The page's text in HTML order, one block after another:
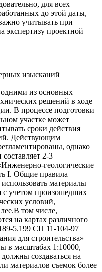
для всех
до этой даты,
учитывать при
экспертизу проектной
изысканий
из основных
решений в ходе
В процессе подготовки
участке может
сроки действия
Действующим
однако
2-3
геологические
I. Общие правила
материалы
с учетом произошедших
условий,
том числе,
на картах различного
5.199 СП 11-104-97
для строительства»
в масштабах 1:10000,
создаваться на
материалов съемок более